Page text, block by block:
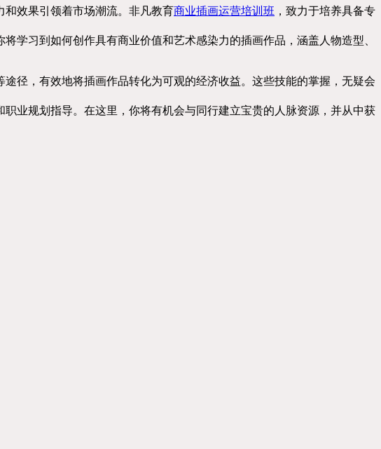
效果引领着市场潮流。非凡教育商业插画运营培训班 ，致力于培养具备专
学习到如何创作具有商业价值和艺术感染力的插画作品，涵盖人物造型、
径，有效地将插画作品转化为可观的经济收益。这些技能的掌握，无疑会
业规划指导。在这里，你将有机会与同行建立宝贵的人脉资源，并从中获